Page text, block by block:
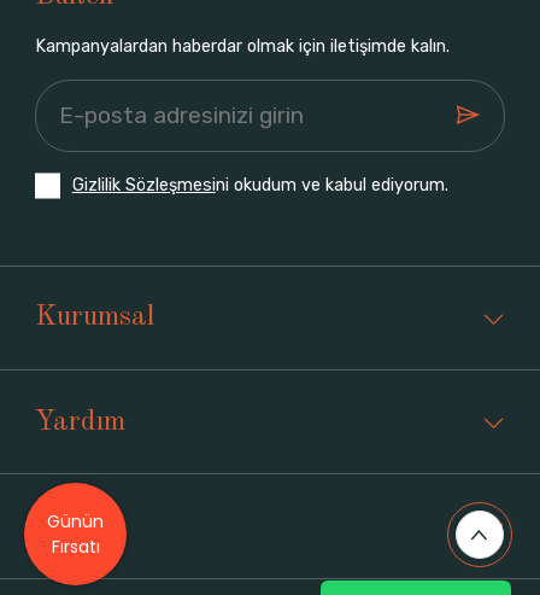
Kampanyalardan haberdar olmak için iletişimde kalın.
Gizlilik Sözleşmesini okudum ve kabul ediyorum.
Kurumsal
Yardım
Üyelik
Günün
Fırsatı